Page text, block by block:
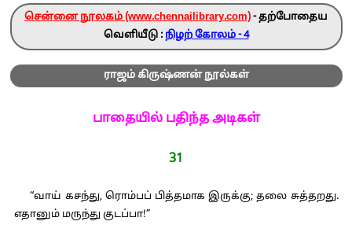
சென்னை நூலகம் (www.chennailibrary.com)- தற்போதைய
வெளியீடு : நிழற் கோலம் - 4
ராஜம் கிருஷ்ணன் நூல்கள்
பாதையில் பதிந்த அடிகள்
31
“வாய் கசந்து, ரொம்பப் பித்தமாக இருக்கு; தலை சுத்தறது.
எதானும் மருந்து குடப்பா!”